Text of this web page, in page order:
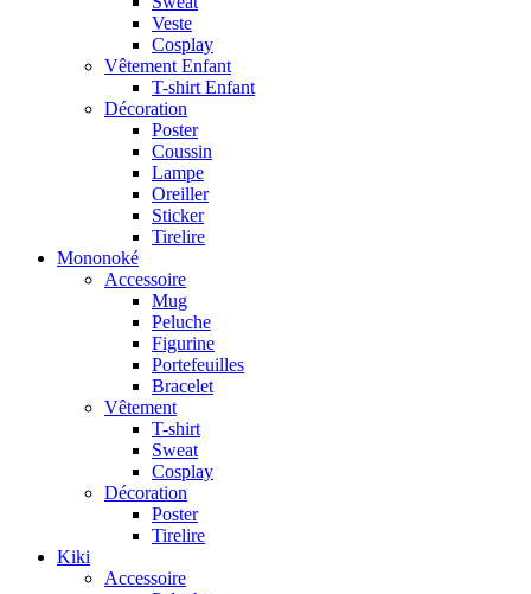
Veste
Cosplay
Vêtement Enfant
T-shirt Enfant
Décoration
Poster
Coussin
Lampe
Oreiller
Sticker
Tirelire
Mononoké
Accessoire
Mug
Peluche
Figurine
Portefeuilles
Bracelet
Vêtement
T-shirt
Sweat
Cosplay
Décoration
Poster
Tirelire
Kiki
Accessoire